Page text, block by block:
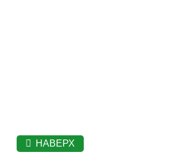
НАВЕРХ